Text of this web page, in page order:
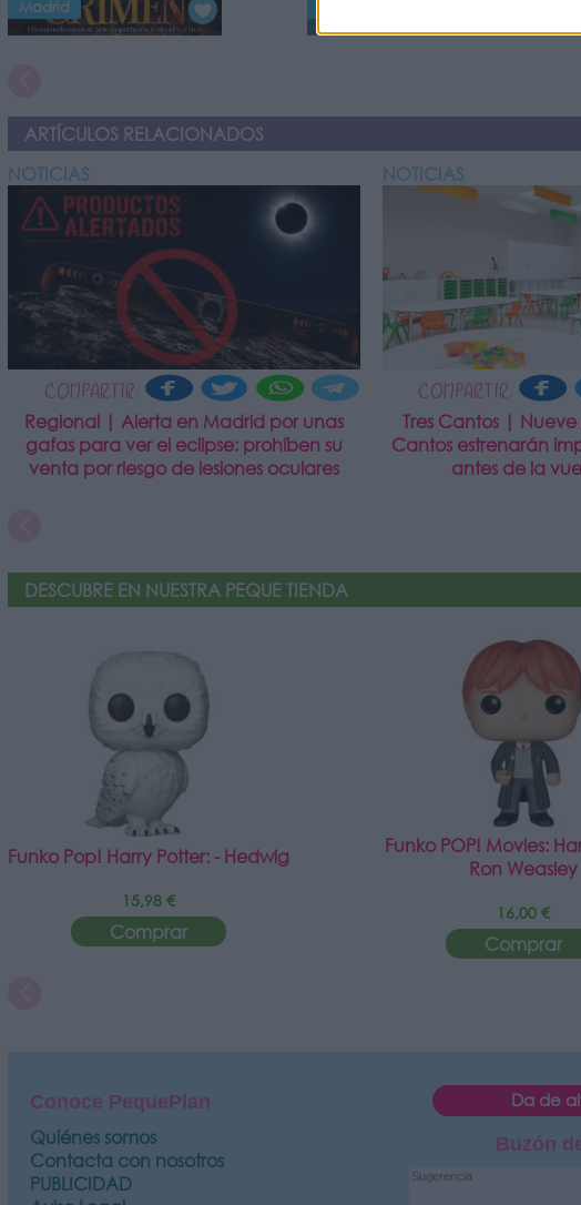
Madrid
ARTÍCULOS RELACIONADOS
NOTICIAS
COMPARTIR:
Regional | Alerta en Madrid por unas
gafas para ver el eclipse: prohíben su
venta por riesgo de lesiones oculares
NOTICIAS
COMPARTIR:
Tres Cantos | Nueve
Cantos estrenarán
antes de la
DESCUBRE EN NUESTRA PEQUE TIENDA
Funko Pop! Harry Potter: - Hedwig
15,98 €
Comprar
Funko POP! Movies:
Ron Weasley
16,00 €
Comprar
Conoce PequePlan
Quiénes somos
Contacta con nosotros
PUBLICIDAD
Da de
Buzón